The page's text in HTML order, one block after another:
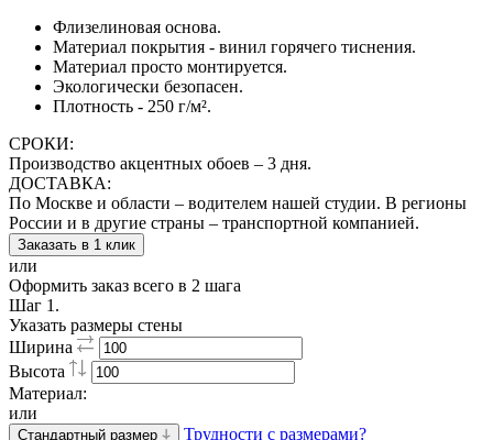
Флизелиновая основа.
Материал покрытия - винил горячего тиснения.
Материал просто монтируется.
Экологически безопасен.
Плотность - 250 г/м².
СРОКИ:
Производство акцентных обоев – 3 дня.
ДОСТАВКА:
По Москве и области – водителем нашей студии. В регионы
России и в другие страны – транспортной компанией.
Заказать в 1 клик
или
Оформить заказ всего в 2 шага
Шаг 1.
Указать размеры стены
Ширина
Высота
Материал:
или
Стандартный размер Трудности с размерами?